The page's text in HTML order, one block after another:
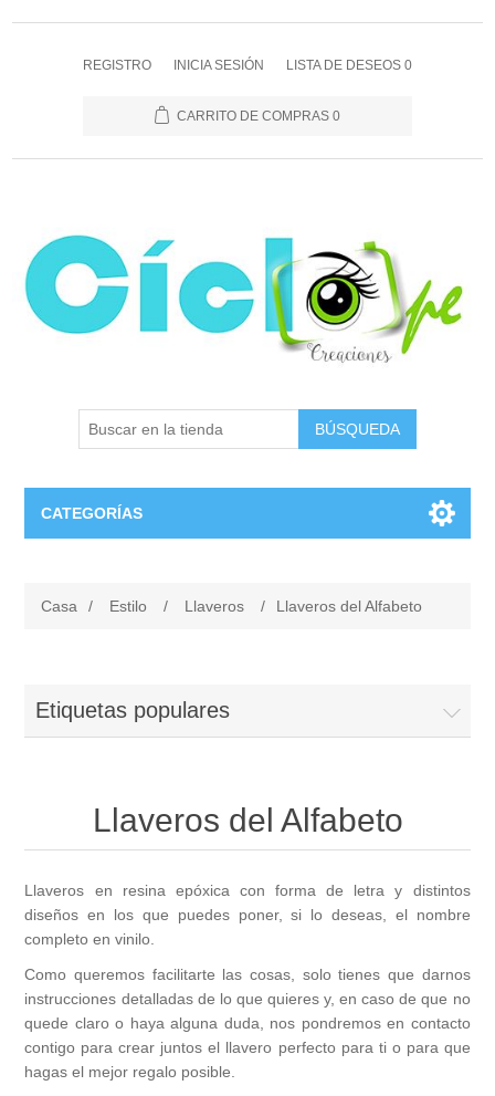
REGISTRO INICIA SESIÓN LISTA DE DESEOS 0
CARRITO DE COMPRAS 0
BÚSQUEDA
CATEGORÍAS
Vinilos para tod@s
Bolsas y bolsos
Marcapáginas
Tazas
Complementos de Moda
Para los Novios
Regalos para Invitados
Para Invitados Especiales
Caja de Luz Enamorados
Caja de Luz Ocasiones Especiales
Navidad
Grabado
Copas de cava
Jarras de cerveza
Vasos de Cerveza
Encargos especiales
Mugs de cristal
Complementos Bebés
Carteles de puerta
Baberos
Caja de Luz Recién Nacido
Caja de luz Personalizada
Carteles de puerta
Héroes y Villanos
Casa / Estilo / Llaveros / Llaveros del Alfabeto
Etiquetas populares
Llaveros del Alfabeto
Llaveros en resina epóxica con forma de letra y distintos
diseños en los que puedes poner, si lo deseas, el nombre
completo en vinilo.
Como queremos facilitarte las cosas, solo tienes que darnos
instrucciones detalladas de lo que quieres y, en caso de que no
quede claro o haya alguna duda, nos pondremos en contacto
contigo para crear juntos el llavero perfecto para ti o para que
hagas el mejor regalo posible.